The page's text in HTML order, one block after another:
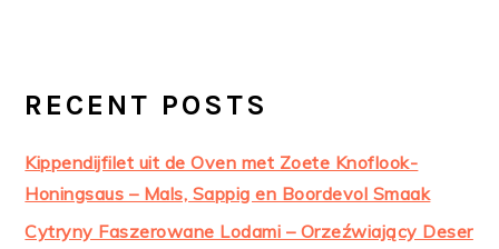
RECENT POSTS
Kippendijfilet uit de Oven met Zoete Knoflook-
Honingsaus – Mals, Sappig en Boordevol Smaak
Cytryny Faszerowane Lodami – Orzeźwiający Deser